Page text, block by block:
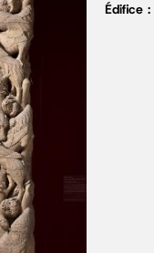
Édifice